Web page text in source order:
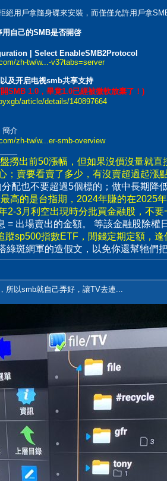
絕用戶拿隨身碟來安裝，而僅僅允許用戶拿
自己的SMB是否開啓
| Select EnableSMB2Protocol
zh-tw/w...-v3?tabs=server
及开启电视smb共享支持
SMB 1.0，畢竟1.0已經被微軟放棄了！)
article/details/140897664
簡介
zh-tw/w...er-smb-overview
撈出前50漲幅，但如果沒價沒量就直
；賣要看賣了多少，有沒賣超過起漲
配也不要超過5個標的；做中長期降
高的是台指期，2024年賺的在2025
2-3月利空出現時分批買金融股，不要
= 出場賣出的金額。 等該金融股除權
蹤sp500指數ETF，閒錢定期定額，
綠斑網軍的造假文，以免你還幫牠們
所以smb就自己弄好，讓TV去連...